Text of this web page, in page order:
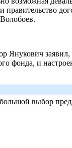
Янукович
фонда, и
выбор